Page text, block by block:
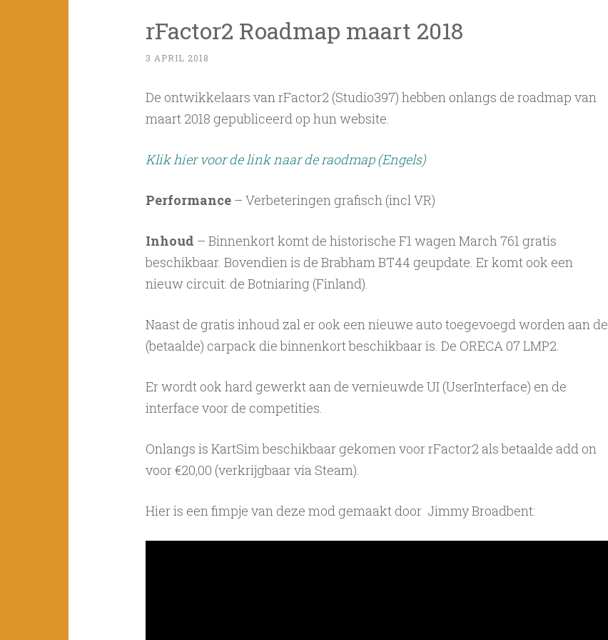
rFactor2 Roadmap maart 2018
3 APRIL 2018
De ontwikkelaars van rFactor2 (Studio397) hebben onlangs de roadmap van
maart 2018 gepubliceerd op hun website.
Klik hier voor de link naar de raodmap (Engels)
Performance – Verbeteringen grafisch (incl VR)
Inhoud – Binnenkort komt de historische F1 wagen March 761 gratis
beschikbaar. Bovendien is de Brabham BT44 geupdate. Er komt ook een
nieuw circuit: de Botniaring (Finland).
Naast de gratis inhoud zal er ook een nieuwe auto toegevoegd worden aan de
(betaalde) carpack die binnenkort beschikbaar is. De ORECA 07 LMP2.
Er wordt ook hard gewerkt aan de vernieuwde UI (UserInterface) en de
interface voor de competities.
Onlangs is KartSim beschikbaar gekomen voor rFactor2 als betaalde add on
voor €20,00 (verkrijgbaar via Steam).
Hier is een fimpje van deze mod gemaakt door Jimmy Broadbent: